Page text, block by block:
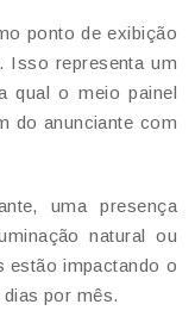
ponto de exibição
Isso representa um
qual o meio painel
do anunciante com
uma presença
natural ou
estão impactando o
por mês.